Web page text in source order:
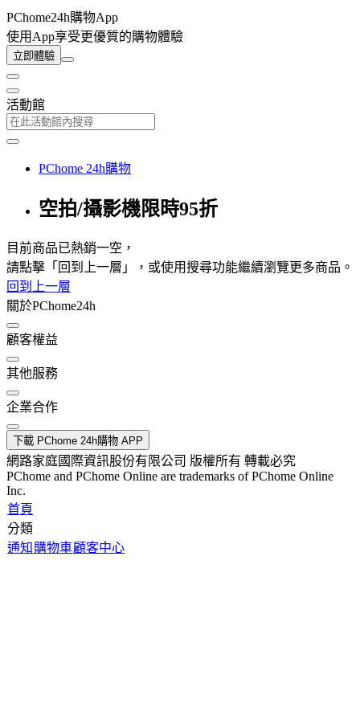
PChome24h購物App
使用App享受更優質的購物體驗
立即體驗
活動館
PChome 24h購物
空拍/攝影機限時95折
目前商品已熱銷一空，
請點擊「回到上一層」，或使用搜尋功能繼續瀏覽更多商品。
回到上一層
關於PChome24h
顧客權益
其他服務
企業合作
下載 PChome 24h購物 APP
網路家庭國際資訊股份有限公司 版權所有 轉載必究
PChome and PChome Online are trademarks of PChome Online
Inc.
首頁
分類
通知 購物車顧客中心